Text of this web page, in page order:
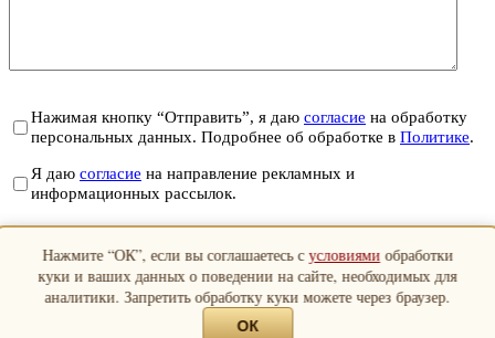
Нажимая кнопку “Отправить”, я даю согласие на обработку
персональных данных. Подробнее об обработке в Политике.
Я даю согласие на направление рекламных и
информационных рассылок.
Отправить
Закрыть
Нажмите “ОК”, если вы соглашаетесь сусловиями обработки
куки и ваших данных о поведении на сайте, необходимых для
аналитики. Запретить обработку куки можете через браузер.
ОК